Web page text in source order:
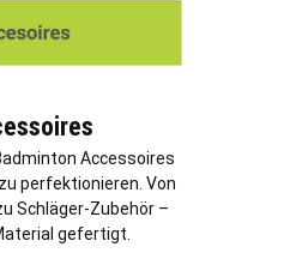
Accessoires
perfektionieren. Von
Schläger-Zubehör –
gefertigt.